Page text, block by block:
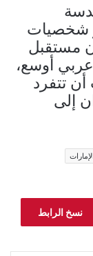
شخصيات
مستقبل
أوسع،
تتفرد
إلى
نسخ الرابط